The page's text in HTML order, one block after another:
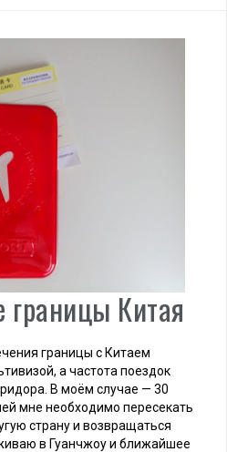
границы Китая
границы с Китаем
а частота поездок
В моём случае — 30
мне необходимо пересекать
страну и возвращаться
в Гуанчжоу и ближайшее